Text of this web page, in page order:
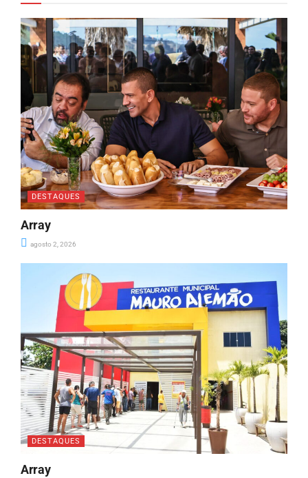
DESTAQUES
Array
agosto 2, 2026
DESTAQUES
Array